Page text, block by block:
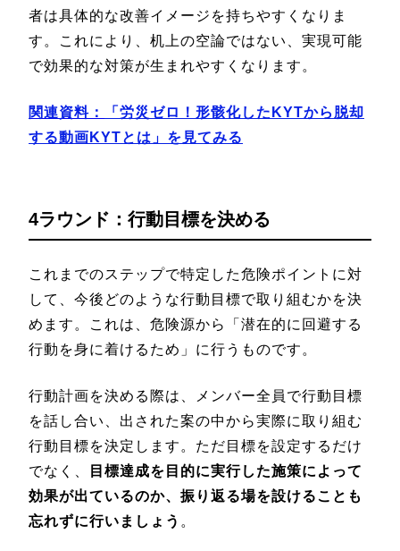
者は具体的な改善イメージを持ちやすくなりま
す。これにより、机上の空論ではない、実現可能
で効果的な対策が生まれやすくなります。
関連資料：
「労災ゼロ！形骸化したKYTから脱却
する動画KYTとは 」を見てみる
4ラウンド：行動目標を決める
これまでのステップで特定した危険ポイントに対
して、今後どのような行動目標で取り組むかを決
めます。これは、危険源から「潜在的に回避する
行動を身に着けるため」に行うものです。
行動計画を決める際は、メンバー全員で行動目標
を話し合い、出された案の中から実際に取り組む
行動目標を決定します。ただ目標を設定するだけ
でなく、
目標達成を目的に実行した施策によって
効果が出ているのか、振り返る場を設けることも
忘れずに行いましょう 。